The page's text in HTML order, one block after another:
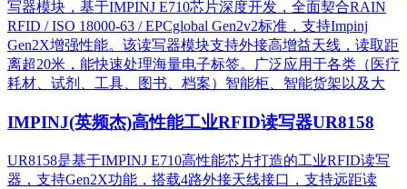
写器模块，基于IMPINJ E710芯片深度开发，全面契合RAIN
RFID / ISO 18000-63 / EPCglobal Gen2v2标准，支持Impinj
Gen2X增强性能。该读写器模块支持外接高增益天线，读取距
离超20米，能快速处理海量电子标签。广泛应用于各类（医疗
耗材、试剂、工具、图书、档案）智能柜、智能货架以及大
IMPINJ(英频杰)高性能工业RFID读写器UR8158
UR8158是基于IMPINJ E710高性能芯片打造的工业RFID读写
器，支持Gen2X功能，搭载4路外接天线接口，支持远距读